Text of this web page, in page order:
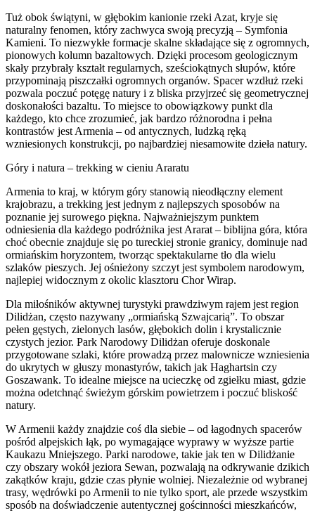
Tuż obok świątyni, w głębokim kanionie rzeki Azat, kryje się
naturalny fenomen, który zachwyca swoją precyzją – Symfonia
Kamieni. To niezwykłe formacje skalne składające się z ogromnych,
pionowych kolumn bazaltowych. Dzięki procesom geologicznym
skały przybrały kształt regularnych, sześciokątnych słupów, które
przypominają piszczałki ogromnych organów. Spacer wzdłuż rzeki
pozwala poczuć potęgę natury i z bliska przyjrzeć się geometrycznej
doskonałości bazaltu. To miejsce to obowiązkowy punkt dla
każdego, kto chce zrozumieć, jak bardzo różnorodna i pełna
kontrastów jest Armenia – od antycznych, ludzką ręką
wzniesionych konstrukcji, po najbardziej niesamowite dzieła natury.
Góry i natura – trekking w cieniu Araratu
Armenia to kraj, w którym góry stanowią nieodłączny element
krajobrazu, a trekking jest jednym z najlepszych sposobów na
poznanie jej surowego piękna. Najważniejszym punktem
odniesienia dla każdego podróżnika jest Ararat – biblijna góra, która
choć obecnie znajduje się po tureckiej stronie granicy, dominuje nad
ormiańskim horyzontem, tworząc spektakularne tło dla wielu
szlaków pieszych. Jej ośnieżony szczyt jest symbolem narodowym,
najlepiej widocznym z okolic klasztoru Chor Wirap.
Dla miłośników aktywnej turystyki prawdziwym rajem jest region
Dilidżan, często nazywany „ormiańską Szwajcarią”. To obszar
pełen gęstych, zielonych lasów, głębokich dolin i krystalicznie
czystych jezior. Park Narodowy Dilidżan oferuje doskonale
przygotowane szlaki, które prowadzą przez malownicze wzniesienia
do ukrytych w głuszy monastyrów, takich jak Haghartsin czy
Goszawank. To idealne miejsce na ucieczkę od zgiełku miast, gdzie
można odetchnąć świeżym górskim powietrzem i poczuć bliskość
natury.
W Armenii każdy znajdzie coś dla siebie – od łagodnych spacerów
pośród alpejskich łąk, po wymagające wyprawy w wyższe partie
Kaukazu Mniejszego. Parki narodowe, takie jak ten w Dilidżanie
czy obszary wokół jeziora Sewan, pozwalają na odkrywanie dzikich
zakątków kraju, gdzie czas płynie wolniej. Niezależnie od wybranej
trasy, wędrówki po Armenii to nie tylko sport, ale przede wszystkim
sposób na doświadczenie autentycznej gościnności mieszkańców,